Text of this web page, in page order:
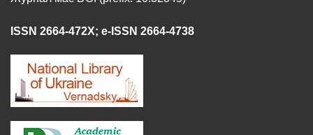
ISSN 2664-472X; e-ISSN 2664-4738